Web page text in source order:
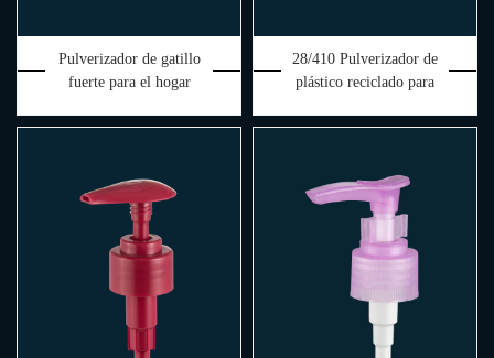
Pulverizador de gatillo
fuerte para el hogar
los colores de calidad
28/410 Pulverizador de
plástico reciclado para